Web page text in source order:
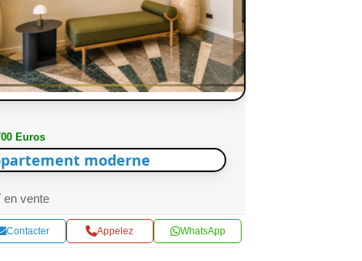
Euros
moderne
en vente
Contacter Appelez WhatsApp